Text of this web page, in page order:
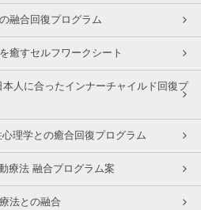
融合回復プログラム
癒すセルフワークシート
人に合ったインナーチャイルド回復プ
理学との癒合回復プログラム
療法 融合プログラム案
法との融合